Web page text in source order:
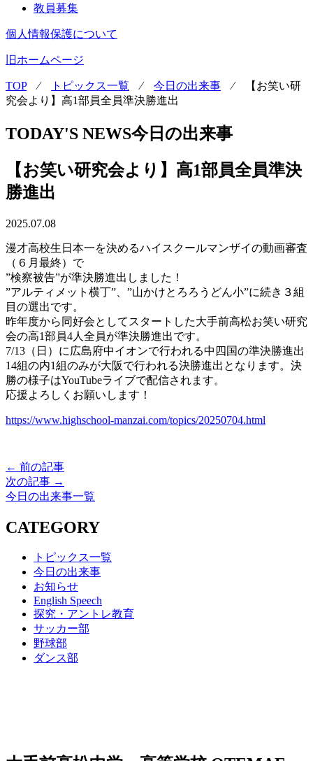
教員募集
個人情報保護について
旧ホームページ
TOP⁄ トピックス一覧 ⁄ 今日の出来事 ⁄
【お笑い研
究会より】高1部員全員準決勝進出
TODAY'S NEWS今日の出来事
【お笑い研究会より】高1部員全員準決
勝進出
2025.07.08
漫才高校生日本一を決めるハイスクールマンザイの動画審査
（６月最終）で
”検察被告”が準決勝進出しました！
”アルティメット横丁”、”山かけとろろうどん小”に続き３組
目の選出です。
昨年度から同好会としてスタートした大手前高松お笑い研究
会の高1部員4人全員が準決勝進出です。
7/13（日）に広島府中イオンで行われる中四国の準決勝進出
14組の内1組のみが大阪で行われる決勝進出となります。決
勝の様子はYouTubeライブで配信されます。
応援よろしくお願いします！
https://www.highschool-manzai.com/topics/20250704.html
← 前の記事
次の記事 →
今日の出来事一覧
CATEGORY
トピックス一覧
今日の出来事
お知らせ
English Speech
探究・アントレ教育
サッカー部
野球部
ダンス部